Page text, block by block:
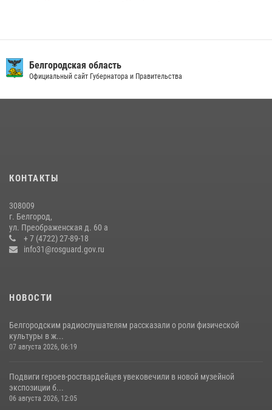
беседу по профилактике аварийности
09 июля 2026, 10:07
Белгородский росгвардеец стал победителем юбилейного
чемпионата войск национальной гвардии Российской Федерации по
боксу
07 июля 2026, 16:59
Белгородская область
Официальный сайт Губернатора и Правительства
КОНТАКТЫ
308009
г. Белгород,
ул. Преображенская д. 60 а
+ 7 (4722) 27-89-18
info31@rosguard.gov.ru
НОВОСТИ
Белгородским радиослушателям рассказали о роли физической
культуры в ж...
07 августа 2026, 06:19
Подвиги героев‑росгвардейцев увековечили в новой музейной
экспозиции б...
06 августа 2026, 12:05